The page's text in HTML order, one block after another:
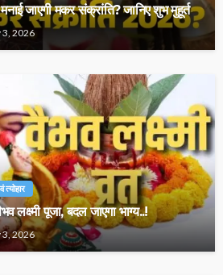
जाएगी मकर संक्रांति? जानिए शुभ मुहूर्त
3, 2026
त्योहार
लक्ष्मी पूजा, बदल जाएगा भाग्य..!
3, 2026